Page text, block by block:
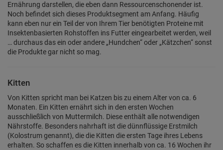
Ernährung darstellen, die eben dann Ressourcenschonender ist.
Noch befindet sich dieses Produktsegment am Anfang. Häufig
kann eben nur ein Teil der von Ihrem Tier benötigten Proteine mit
Insektenbasierten Rohstoffen ins Futter eingearbeitet werden, weil
… durchaus das ein oder andere „Hundchen“ oder „Kätzchen“ sonst
die Produkte gar nicht so mag.
Kitten
Von Kitten spricht man bei Katzen bis zu einem Alter von ca. 6
Monaten. Ein Kitten ernährt sich in den ersten Wochen
ausschließlich von Muttermilch. Diese enthält alle notwendigen
Nährstoffe. Besonders nahrhaft ist die dünnflüssige Erstmilch
(Kolostrum genannt), die die Kitten die ersten Tage ihres Lebens
erhalten. So schaffen es die Kitten innerhalb von ca. 16 Wochen ihr